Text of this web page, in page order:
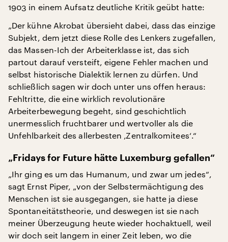
1903 in einem Aufsatz deutliche Kritik geübt hatte:
„Der kühne Akrobat übersieht dabei, dass das einzige
Subjekt, dem jetzt diese Rolle des Lenkers zugefallen,
das Massen-Ich der Arbeiterklasse ist, das sich
partout darauf versteift, eigene Fehler machen und
selbst historische Dialektik lernen zu dürfen. Und
schließlich sagen wir doch unter uns offen heraus:
Fehltritte, die eine wirklich revolutionäre
Arbeiterbewegung begeht, sind geschichtlich
unermesslich fruchtbarer und wertvoller als die
Unfehlbarkeit des allerbesten ‚Zentralkomitees‘.“
„Fridays for Future hätte Luxemburg gefallen“
„Ihr ging es um das Humanum, und zwar um jedes“,
sagt Ernst Piper, „von der Selbstermächtigung des
Menschen ist sie ausgegangen, sie hatte ja diese
Spontaneitätstheorie, und deswegen ist sie nach
meiner Überzeugung heute wieder hochaktuell, weil
wir doch seit langem in einer Zeit leben, wo die